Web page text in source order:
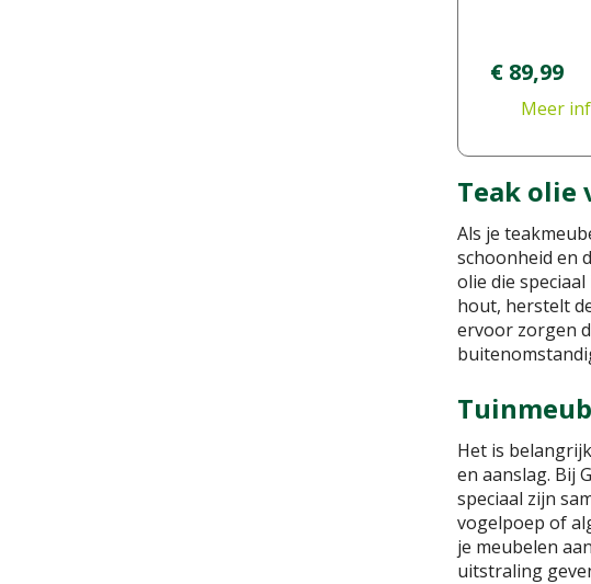
€ 89,99
Meer
Teak olie
Als je
schoonheid en
olie die
hout, herstelt
ervoor zorgen
Het is
en aanslag. Bij
speciaal zijn
vogelpoep of
je meubelen
uitstraling